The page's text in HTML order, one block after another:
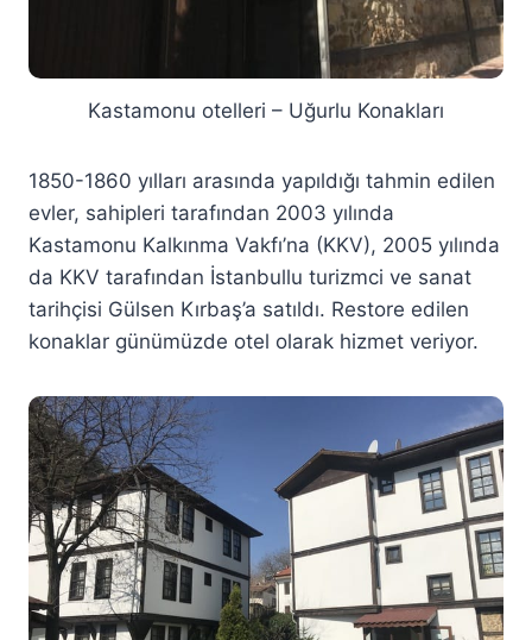
Kastamonu otelleri – Uğurlu Konakları
1850-1860 yılları arasında yapıldığı tahmin edilen
evler, sahipleri tarafından 2003 yılında
Kastamonu Kalkınma Vakfı’na (KKV), 2005 yılında
da KKV tarafından İstanbullu turizmci ve sanat
tarihçisi Gülsen Kırbaş’a satıldı. Restore edilen
konaklar günümüzde otel olarak hizmet veriyor.